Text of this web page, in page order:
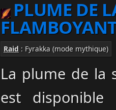
PLUME DE
Raid : Fyrakka (mode mythique)
La plume de la
est disponible